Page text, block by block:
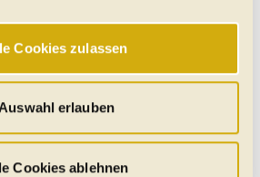
aktiv. Mit Cookies für „Marketing“,
möchten wir Ihren Website-
wie möglich gestalten - mit Klick
Sie selbst entscheiden,
zulassen möchten. Es werden nur
Cookies zulassen
Auswahl erlauben
Cookies ablehnen
mit einer gelungenen